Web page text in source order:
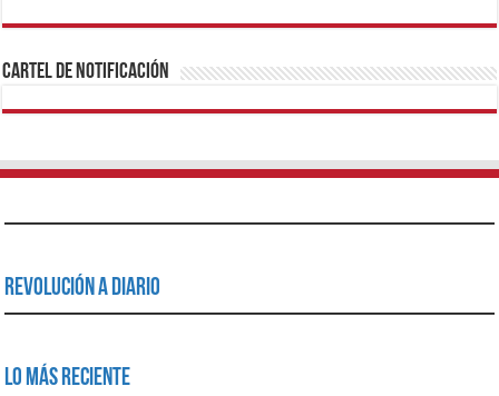
1xbetBetturkeyBetistKralbetSupertotobetTipobetMatadorbetMariobet
https://mvbcasino.com/
Cartel de Notificación
Revolución a Diario
Lo Más Reciente